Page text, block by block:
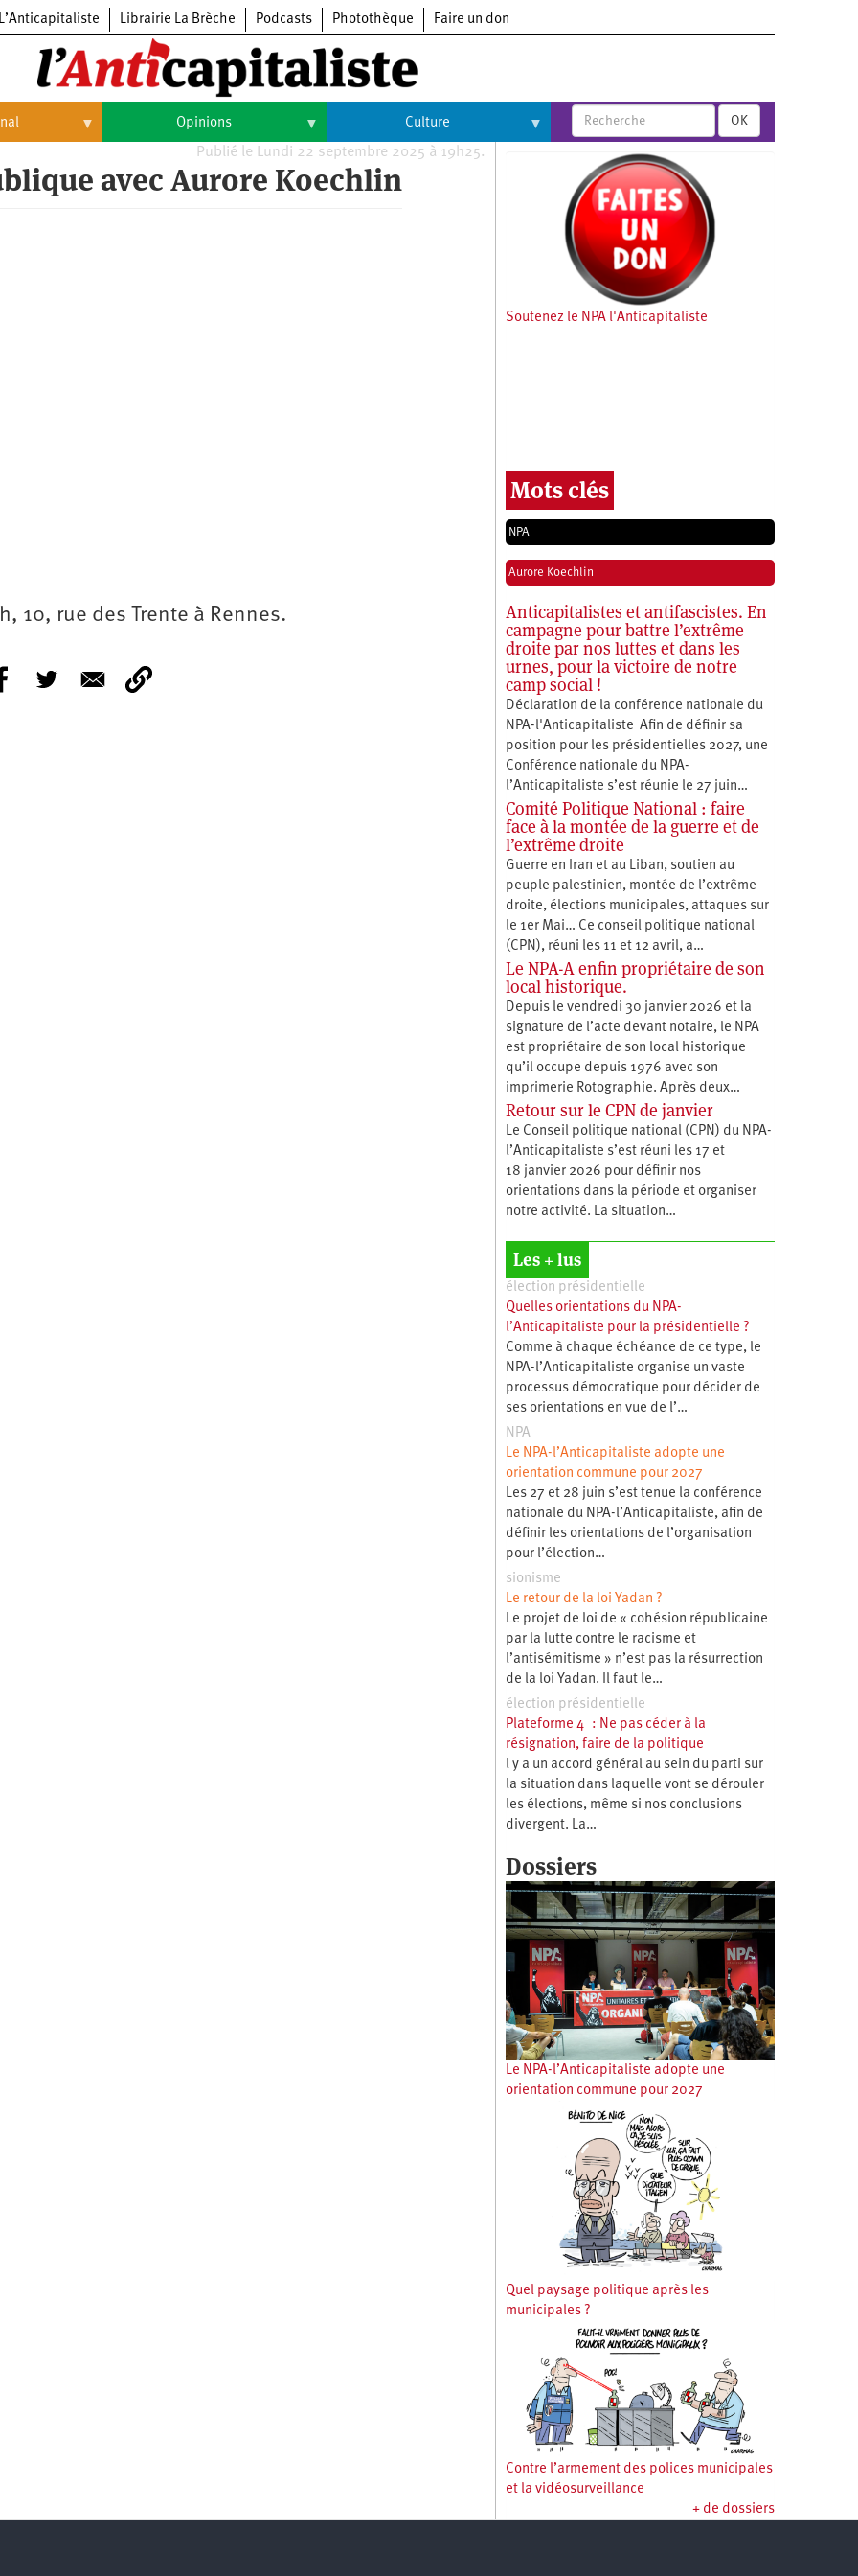
L’Anticapitaliste Librairie La Brèche Podcasts Photothèque Faire un don
Opinions Culture OK
Publié le Lundi 22 septembre 2025 à 19h25.
avec Aurore Koechlin
10, rue des Trente à Rennes.
Soutenez le NPA l'Anticapitaliste
Mots clés
NPA
Aurore Koechlin
Anticapitalistes et antifascistes. En
campagne pour battre l’extrême
droite par nos luttes et dans les
urnes, pour la victoire de notre
camp social !
Déclaration de la conférence nationale du
NPA-l'Anticapitaliste Afin de définir sa
position pour les présidentielles 2027, une
Conférence nationale du NPA-
l’Anticapitaliste s’est réunie le 27 juin…
Comité Politique National : faire
face à la montée de la guerre et de
l’extrême droite
Guerre en Iran et au Liban, soutien au
peuple palestinien, montée de l’extrême
droite, élections municipales, attaques sur
le 1er Mai… Ce conseil politique national
(CPN), réuni les 11 et 12 avril, a…
Le NPA-A enfin propriétaire de son
local historique.
Depuis le vendredi 30 janvier 2026 et la
signature de l’acte devant notaire, le NPA
est propriétaire de son local historique
qu’il occupe depuis 1976 avec son
imprimerie Rotographie. Après deux…
Retour sur le CPN de janvier
Le Conseil politique national (CPN) du NPA-
l’Anticapitaliste s’est réuni les 17 et
18 janvier 2026 pour définir nos
orientations dans la période et organiser
notre activité. La situation…
Les + lus
élection présidentielle
Quelles orientations du NPA-
l’Anticapitaliste pour la présidentielle ?
Comme à chaque échéance de ce type, le
NPA-l’Anticapitaliste organise un vaste
processus démocratique pour décider de
ses orientations en vue de l’…
NPA
Le NPA-l’Anticapitaliste adopte une
orientation commune pour 2027
Les 27 et 28 juin s’est tenue la conférence
nationale du NPA-l’Anticapitaliste, afin de
définir les orientations de l’organisation
pour l’élection…
sionisme
Le retour de la loi Yadan ?
Le projet de loi de « cohésion républicaine
par la lutte contre le racisme et
l’antisémitisme » n’est pas la résurrection
de la loi Yadan. Il faut le…
élection présidentielle
Plateforme 4 : Ne pas céder à la
résignation, faire de la politique
l y a un accord général au sein du parti sur
la situation dans laquelle vont se dérouler
les élections, même si nos conclusions
divergent. La…
Dossiers
Le NPA-l’Anticapitaliste adopte une
orientation commune pour 2027
Quel paysage politique après les
municipales ?
Contre l’armement des polices municipales
et la vidéosurveillance
+ de dossiers